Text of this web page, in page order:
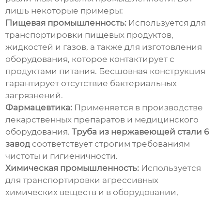
лишь некоторые примеры:
Пищевая промышленность: Используется для
транспортировки пищевых продуктов,
жидкостей и газов, а также для изготовления
оборудования, которое контактирует с
продуктами питания. Бесшовная конструкция
гарантирует отсутствие бактериальных
загрязнений.
Фармацевтика: Применяется в производстве
лекарственных препаратов и медицинского
оборудования.Труба из нержавеющей стали 6
завод соответствует строгим требованиям
чистоты и гигиеничности.
Химическая промышленность: Используется
для транспортировки агрессивных
химических веществ и в оборудовании,